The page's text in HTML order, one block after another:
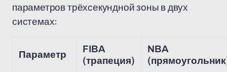
параметров трёхсекундной зоны в двух
системах:
Параметр
FIBA
(трапеция)
NBA